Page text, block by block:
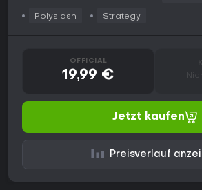
Polyslash Strategy
OFFICIAL
19,99 €
Jetzt kaufen
Preisverlauf